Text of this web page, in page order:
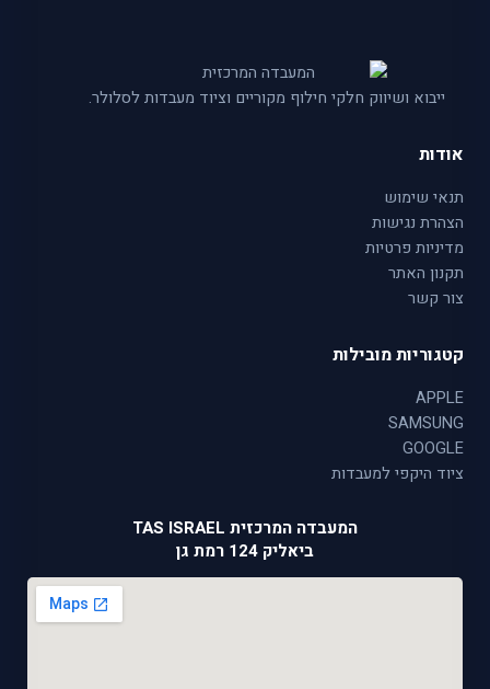
ייבוא ושיווק חלקי חילוף מקוריים וציוד מעבדות לסלולר.
אודות
תנאי שימוש
הצהרת נגישות
מדיניות פרטיות
תקנון האתר
צור קשר
קטגוריות מובילות
APPLE
SAMSUNG
GOOGLE
ציוד היקפי למעבדות
המעבדה המרכזית TAS ISRAEL
ביאליק 124 רמת גן